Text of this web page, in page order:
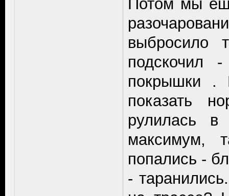
Потом мы
выбросило
подскочил
покрышки .
показать
рулилась
максимум,
попались -
-